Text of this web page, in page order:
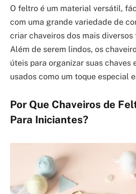
O feltro é um material versátil,
com uma grande variedade de
criar chaveiros dos mais
Além de serem lindos, os
úteis para organizar suas chaves
usados como um toque especial
Por Que Chaveiros de
Para Iniciantes?